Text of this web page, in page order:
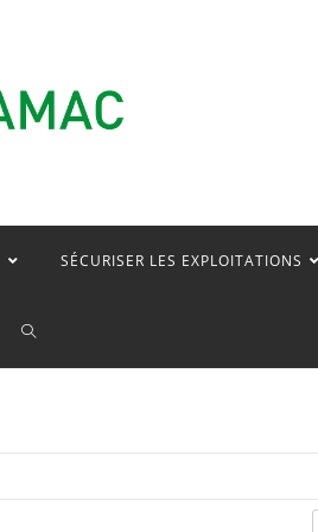
SÉCURISER LES EXPLOITATIONS
TOGGLE